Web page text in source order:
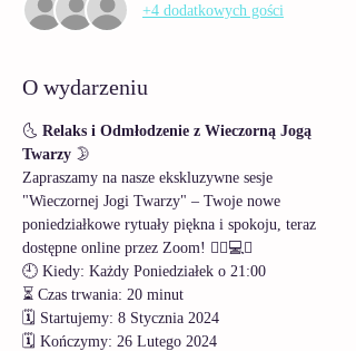
+4 dodatkowych gości
O wydarzeniu
🌜 Relaks i Odmłodzenie z Wieczorną Jogą
Twarzy 🌛
Zapraszamy na nasze ekskluzywne sesje
"Wieczornej Jogi Twarzy" – Twoje nowe
poniedziałkowe rytuały piękna i spokoju, teraz
dostępne online przez Zoom! 🧘‍♀️💻✨
🕘 Kiedy: Każdy Poniedziałek o 21:00
⏳ Czas trwania: 20 minut
🗓️ Startujemy: 8 Stycznia 2024
🗓️ Kończymy: 26 Lutego 2024